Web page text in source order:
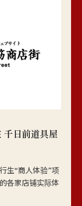
千日前道具屋
生“商人体验”项
各家店铺实际体